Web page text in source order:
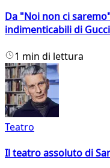
Da "Noi non ci
indimenticabili di
1 min di lettura
Teatro
Il teatro assoluto di